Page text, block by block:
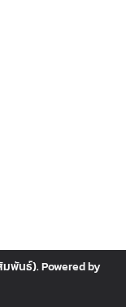
มพันธ์). Powered by